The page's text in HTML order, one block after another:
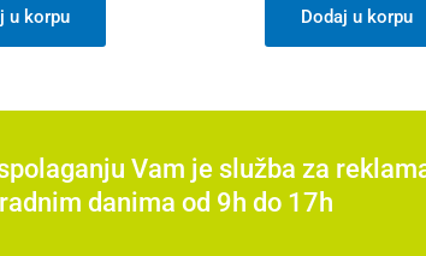
u korpu Dodaj u korpu
Vam je služba za
radnim danima od 9h do 17h